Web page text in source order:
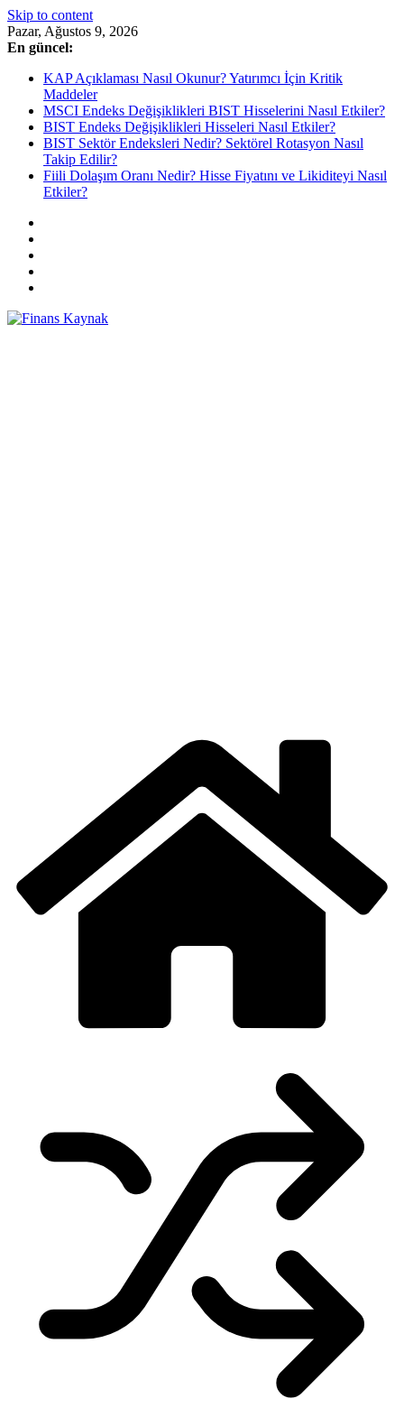
Skip to content
Pazar, Ağustos 9, 2026
En güncel:
KAP Açıklaması Nasıl Okunur? Yatırımcı İçin Kritik
Maddeler
MSCI Endeks Değişiklikleri BIST Hisselerini Nasıl Etkiler?
BIST Endeks Değişiklikleri Hisseleri Nasıl Etkiler?
BIST Sektör Endeksleri Nedir? Sektörel Rotasyon Nasıl
Takip Edilir?
Fiili Dolaşım Oranı Nedir? Hisse Fiyatını ve Likiditeyi Nasıl
Etkiler?